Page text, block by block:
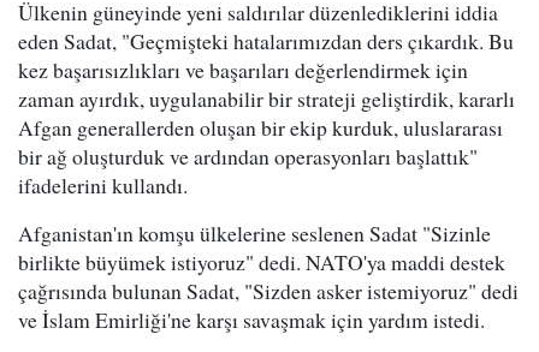
Ülkenin güneyinde yeni saldırılar düzenlediklerini iddia
eden Sadat, "Geçmişteki hatalarımızdan ders çıkardık. Bu
kez başarısızlıkları ve başarıları değerlendirmek için
zaman ayırdık, uygulanabilir bir strateji geliştirdik, kararlı
Afgan generallerden oluşan bir ekip kurduk, uluslararası
bir ağ oluşturduk ve ardından operasyonları başlattık"
ifadelerini kullandı.
Afganistan'ın komşu ülkelerine seslenen Sadat "Sizinle
birlikte büyümek istiyoruz" dedi. NATO'ya maddi destek
çağrısında bulunan Sadat, "Sizden asker istemiyoruz" dedi
ve İslam Emirliği'ne karşı savaşmak için yardım istedi.